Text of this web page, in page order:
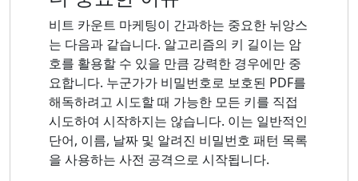
비트 카운트 마케팅이 간과하는 중요한 뉘앙스
는 다음과 같습니다. 알고리즘의 키 길이는 암
호를 활용할 수 있을 만큼 강력한 경우에만 중
요합니다. 누군가가 비밀번호로 보호된 PDF를
해독하려고 시도할 때 가능한 모든 키를 직접
시도하여 시작하지는 않습니다. 이는 일반적인
단어, 이름, 날짜 및 알려진 비밀번호 패턴 목록
을 사용하는 사전 공격으로 시작됩니다.